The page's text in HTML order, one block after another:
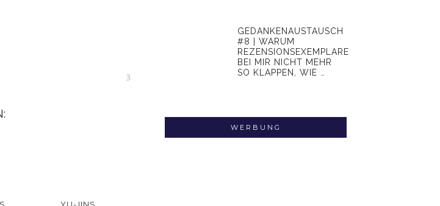
3
GEDANKENAUSTAUSCH
#8 | WARUM
REZENSIONSEXEMPLARE
BEI MIR NICHT MEHR
SO KLAPPEN, WIE …
WERBUNG